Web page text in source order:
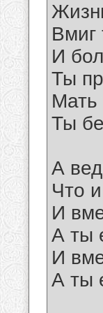
Вмиг
И
Ты
Мать
Ты
А
Что
И
А ты
И
А ты